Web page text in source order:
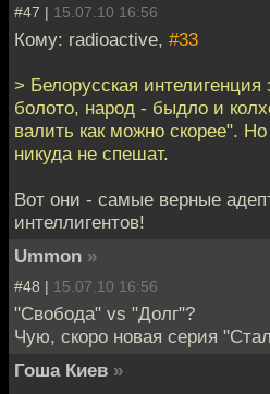
#47 | 15.07.10 16:56
Кому: radioactive, #33
> Белорусская интелигенция
болото, народ - быдло и
валить как можно скорее".
никуда не спешат.
Вот они - самые верные
интеллигентов!
Ummon »
#48 | 15.07.10 16:56
"Свобода" vs "Долг"?
Чую, скоро новая серия
Гоша Киев »